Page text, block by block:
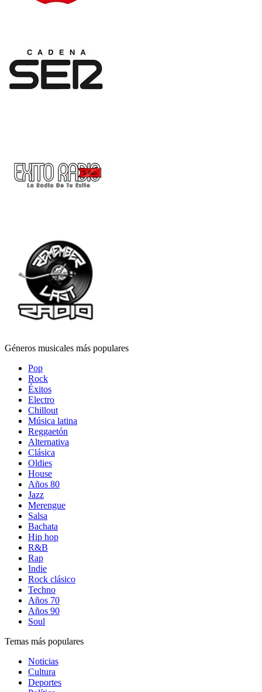
Géneros musicales más populares
Pop
Rock
Éxitos
Electro
Chillout
Música latina
Reggaetón
Alternativa
Clásica
Oldies
House
Años 80
Jazz
Merengue
Salsa
Bachata
Hip hop
R&B
Rap
Indie
Rock clásico
Techno
Años 70
Años 90
Soul
Temas más populares
Noticias
Cultura
Deportes